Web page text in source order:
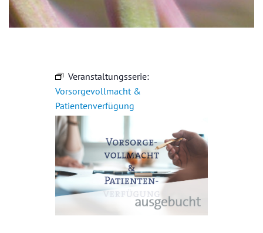
Veranstaltungsserie:
Vorsorgevollmacht &
Patientenverfügung